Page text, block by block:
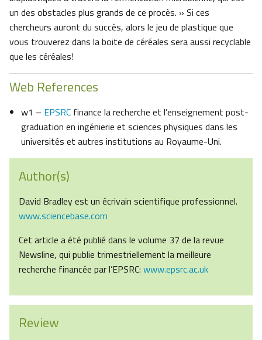
un des obstacles plus grands de ce procès. » Si ces
chercheurs auront du succès, alors le jeu de plastique que
vous trouverez dans la boite de céréales sera aussi recyclable
que les céréales!
Web References
w1 – EPSRC finance la recherche et l’enseignement post-
graduation en ingénierie et sciences physiques dans les
universités et autres institutions au Royaume-Uni.
Author(s)
David Bradley est un écrivain scientifique professionnel.
www.sciencebase.com
Cet article a été publié dans le volume 37 de la revue
Newsline, qui publie trimestriellement la meilleure
recherche financée par l’EPSRC: www.epsrc.ac.uk
Review